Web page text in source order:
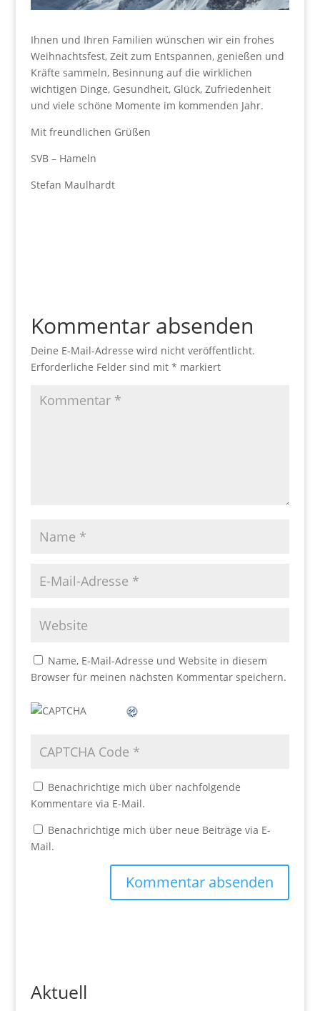
Ihnen und Ihren Familien wünschen wir ein frohes
Weihnachtsfest, Zeit zum Entspannen, genießen und
Kräfte sammeln, Besinnung auf die wirklichen
wichtigen Dinge, Gesundheit, Glück, Zufriedenheit
und viele schöne Momente im kommenden Jahr.
Mit freundlichen Grüßen
SVB – Hameln
Stefan Maulhardt
Kommentar absenden
Deine E-Mail-Adresse wird nicht veröffentlicht.
Erforderliche Felder sind mit * markiert
Name, E-Mail-Adresse und Website in diesem
Browser für meinen nächsten Kommentar speichern.
Benachrichtige mich über nachfolgende
Kommentare via E-Mail.
Benachrichtige mich über neue Beiträge via E-
Mail.
Aktuell